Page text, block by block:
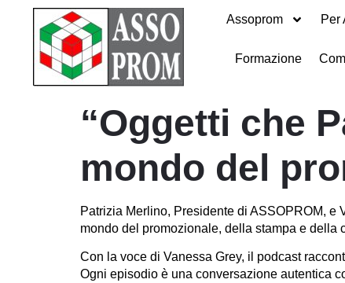
Assoprom Per
Formazione
“Oggetti che
mondo del
Patrizia Merlino, Presidente di ASSOPROM, e
mondo del promozionale, della stampa e della
Con la voce di Vanessa Grey, il podcast
Ogni episodio è una conversazione autentica